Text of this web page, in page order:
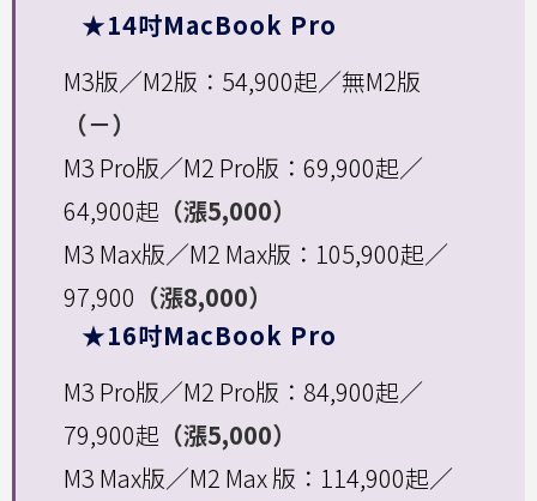
★14吋MacBook Pro
M3版／M2版：54,900起／無M2版
（－）
M3 Pro版／M2 Pro版：69,900起／
64,900起 （漲5,000）
M3 Max版／M2 Max版：105,900起／
97,900 （漲8,000）
★16吋MacBook Pro
M3 Pro版／M2 Pro版：84,900起／
79,900起 （漲5,000）
M3 Max版／M2 Max 版：114,900起／